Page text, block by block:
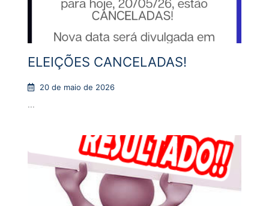
ELEIÇÕES CANCELADAS!
20 de maio de 2026
...